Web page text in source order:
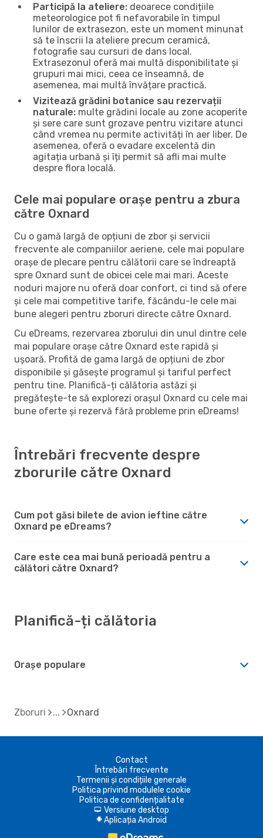
Participă la ateliere: deoarece condițiile
meteorologice pot fi nefavorabile în timpul
lunilor de extrasezon, este un moment minunat
să te înscrii la ateliere precum ceramică,
fotografie sau cursuri de dans local.
Extrasezonul oferă mai multă disponibilitate și
grupuri mai mici, ceea ce înseamnă, de
asemenea, mai multă învățare practică.
Vizitează grădini botanice sau rezervații
naturale: multe grădini locale au zone acoperite
și sere care sunt grozave pentru vizitare atunci
când vremea nu permite activități în aer liber. De
asemenea, oferă o evadare excelentă din
agitația urbană și îți permit să afli mai multe
despre flora locală.
Cele mai populare orașe pentru a zbura
către Oxnard
Cu o gamă largă de opțiuni de zbor și servicii
frecvente ale companiilor aeriene, cele mai populare
orașe de plecare pentru călătorii care se îndreaptă
spre Oxnard sunt de obicei cele mai mari. Aceste
noduri majore nu oferă doar confort, ci tind să ofere
și cele mai competitive tarife, făcându-le cele mai
bune alegeri pentru zboruri directe către Oxnard.
Cu eDreams, rezervarea zborului din unul dintre cele
mai populare orașe către Oxnard este rapidă și
ușoară. Profită de gama largă de opțiuni de zbor
disponibile și găsește programul și tariful perfect
pentru tine. Planifică-ți călătoria astăzi și
pregătește-te să explorezi orașul Oxnard cu cele mai
bune oferte și rezervă fără probleme prin eDreams!
Întrebări frecvente despre
zborurile către Oxnard
Cum pot găsi bilete de avion ieftine către
Oxnard pe eDreams?
Care este cea mai bună perioadă pentru a
călători către Oxnard?
Planifică-ți călătoria
Orașe populare
Zboruri Oxnard
Contact
Întrebări frecvente
Termenii și condițiile generale
Politica privind modulele cookie
Politica de confidențialitate
d Versiune desktop
A Aplicația Android